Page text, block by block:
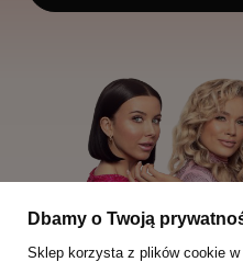
Dbamy o Twoją
Sklep korzysta z plików cookie w